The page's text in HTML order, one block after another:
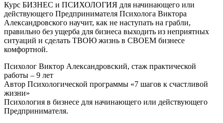
Курс БИЗНЕС и ПСИХОЛОГИЯ для начинающего или
действующего Предпринимателя Психолога Виктора
Александровского научит, как не наступать на грабли,
правильно без ущерба для бизнеса выходить из неприятных
ситуаций и сделать ТВОЮ жизнь в СВОЕМ бизнесе
комфортной.
Психолог Виктор Александровский, стаж практической
работы – 9 лет
Автор Психологической программы «7 шагов к счастливой
жизни»
Психология в бизнесе для начинающего или действующего
Предпринимателя.